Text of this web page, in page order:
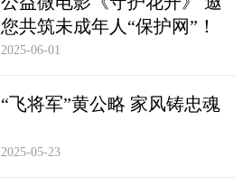
您共筑未成年人“保护网”！
2025-06-01
“飞将军”黄公略 家风铸忠魂
2025-05-23